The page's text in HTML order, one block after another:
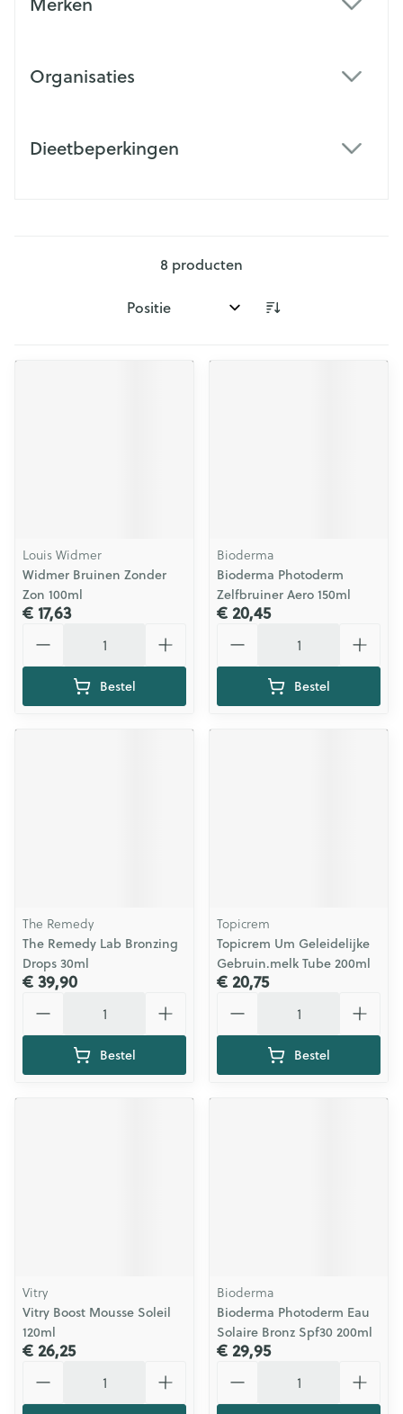
Organisaties
Dieetbeperkingen
8 producten
Sorteer op:
Louis Widmer
Widmer Bruinen Zonder
Zon 100ml
€ 17,63
Bestel
Bioderma
Bioderma Photoderm
Zelfbruiner Aero 150ml
€ 20,45
Bestel
The Remedy
The Remedy Lab Bronzing
Drops 30ml
€ 39,90
Bestel
Topicrem
Topicrem Um Geleidelijke
Gebruin.melk Tube 200ml
€ 20,75
Bestel
Vitry
Vitry Boost Mousse Soleil
120ml
€ 26,25
Bioderma
Bioderma Photoderm Eau
Solaire Bronz Spf30 200ml
€ 29,95